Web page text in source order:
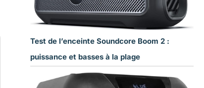
Test de l’enceinte Soundcore Boom 2 :
puissance et basses à la plage